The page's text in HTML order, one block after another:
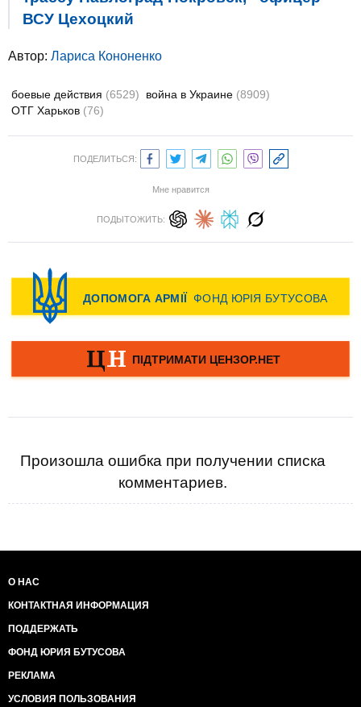
ВСУ Цехоцкий
Автор: Лариса Кононенко
боевые действия (6529) война в Украине (8909)
ОТГ Харьков (76)
ПОДЕЛИТЬСЯ:
Мне нравится
ПОДЫТОЖИТЬ:
Произошла ошибка при получении списка
комментариев.
О НАС
КОНТАКТНАЯ ИНФОРМАЦИЯ
ПОДДЕРЖАТЬ
ФОНД ЮРИЯ БУТУСОВА
РЕКЛАМА
УСЛОВИЯ ПОЛЬЗОВАНИЯ